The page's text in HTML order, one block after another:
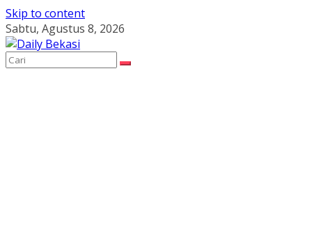
Skip to content
Sabtu, Agustus 8, 2026